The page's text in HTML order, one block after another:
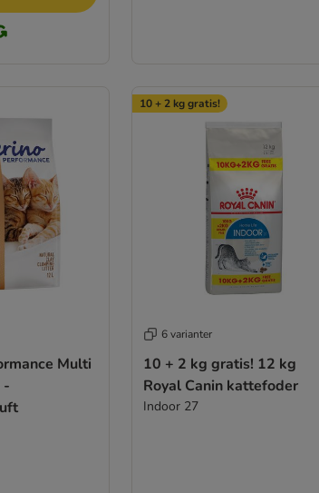
Multi
-
10 + 2 kg gratis!
6 varianter
10 + 2 kg gratis! 12 kg
Royal Canin kattefoder
Indoor 27